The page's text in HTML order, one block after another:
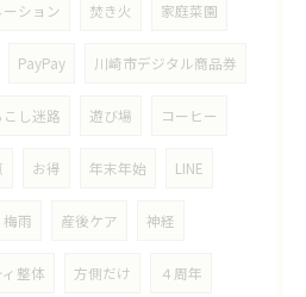
ーション 焚き火 家庭菜園
PayPay 川崎市デジタル商品券
こし迷路 遊び場 コーヒー
お得 年末年始 LINE
梅雨 産後ケア 神経
整体 方側だけ ４周年